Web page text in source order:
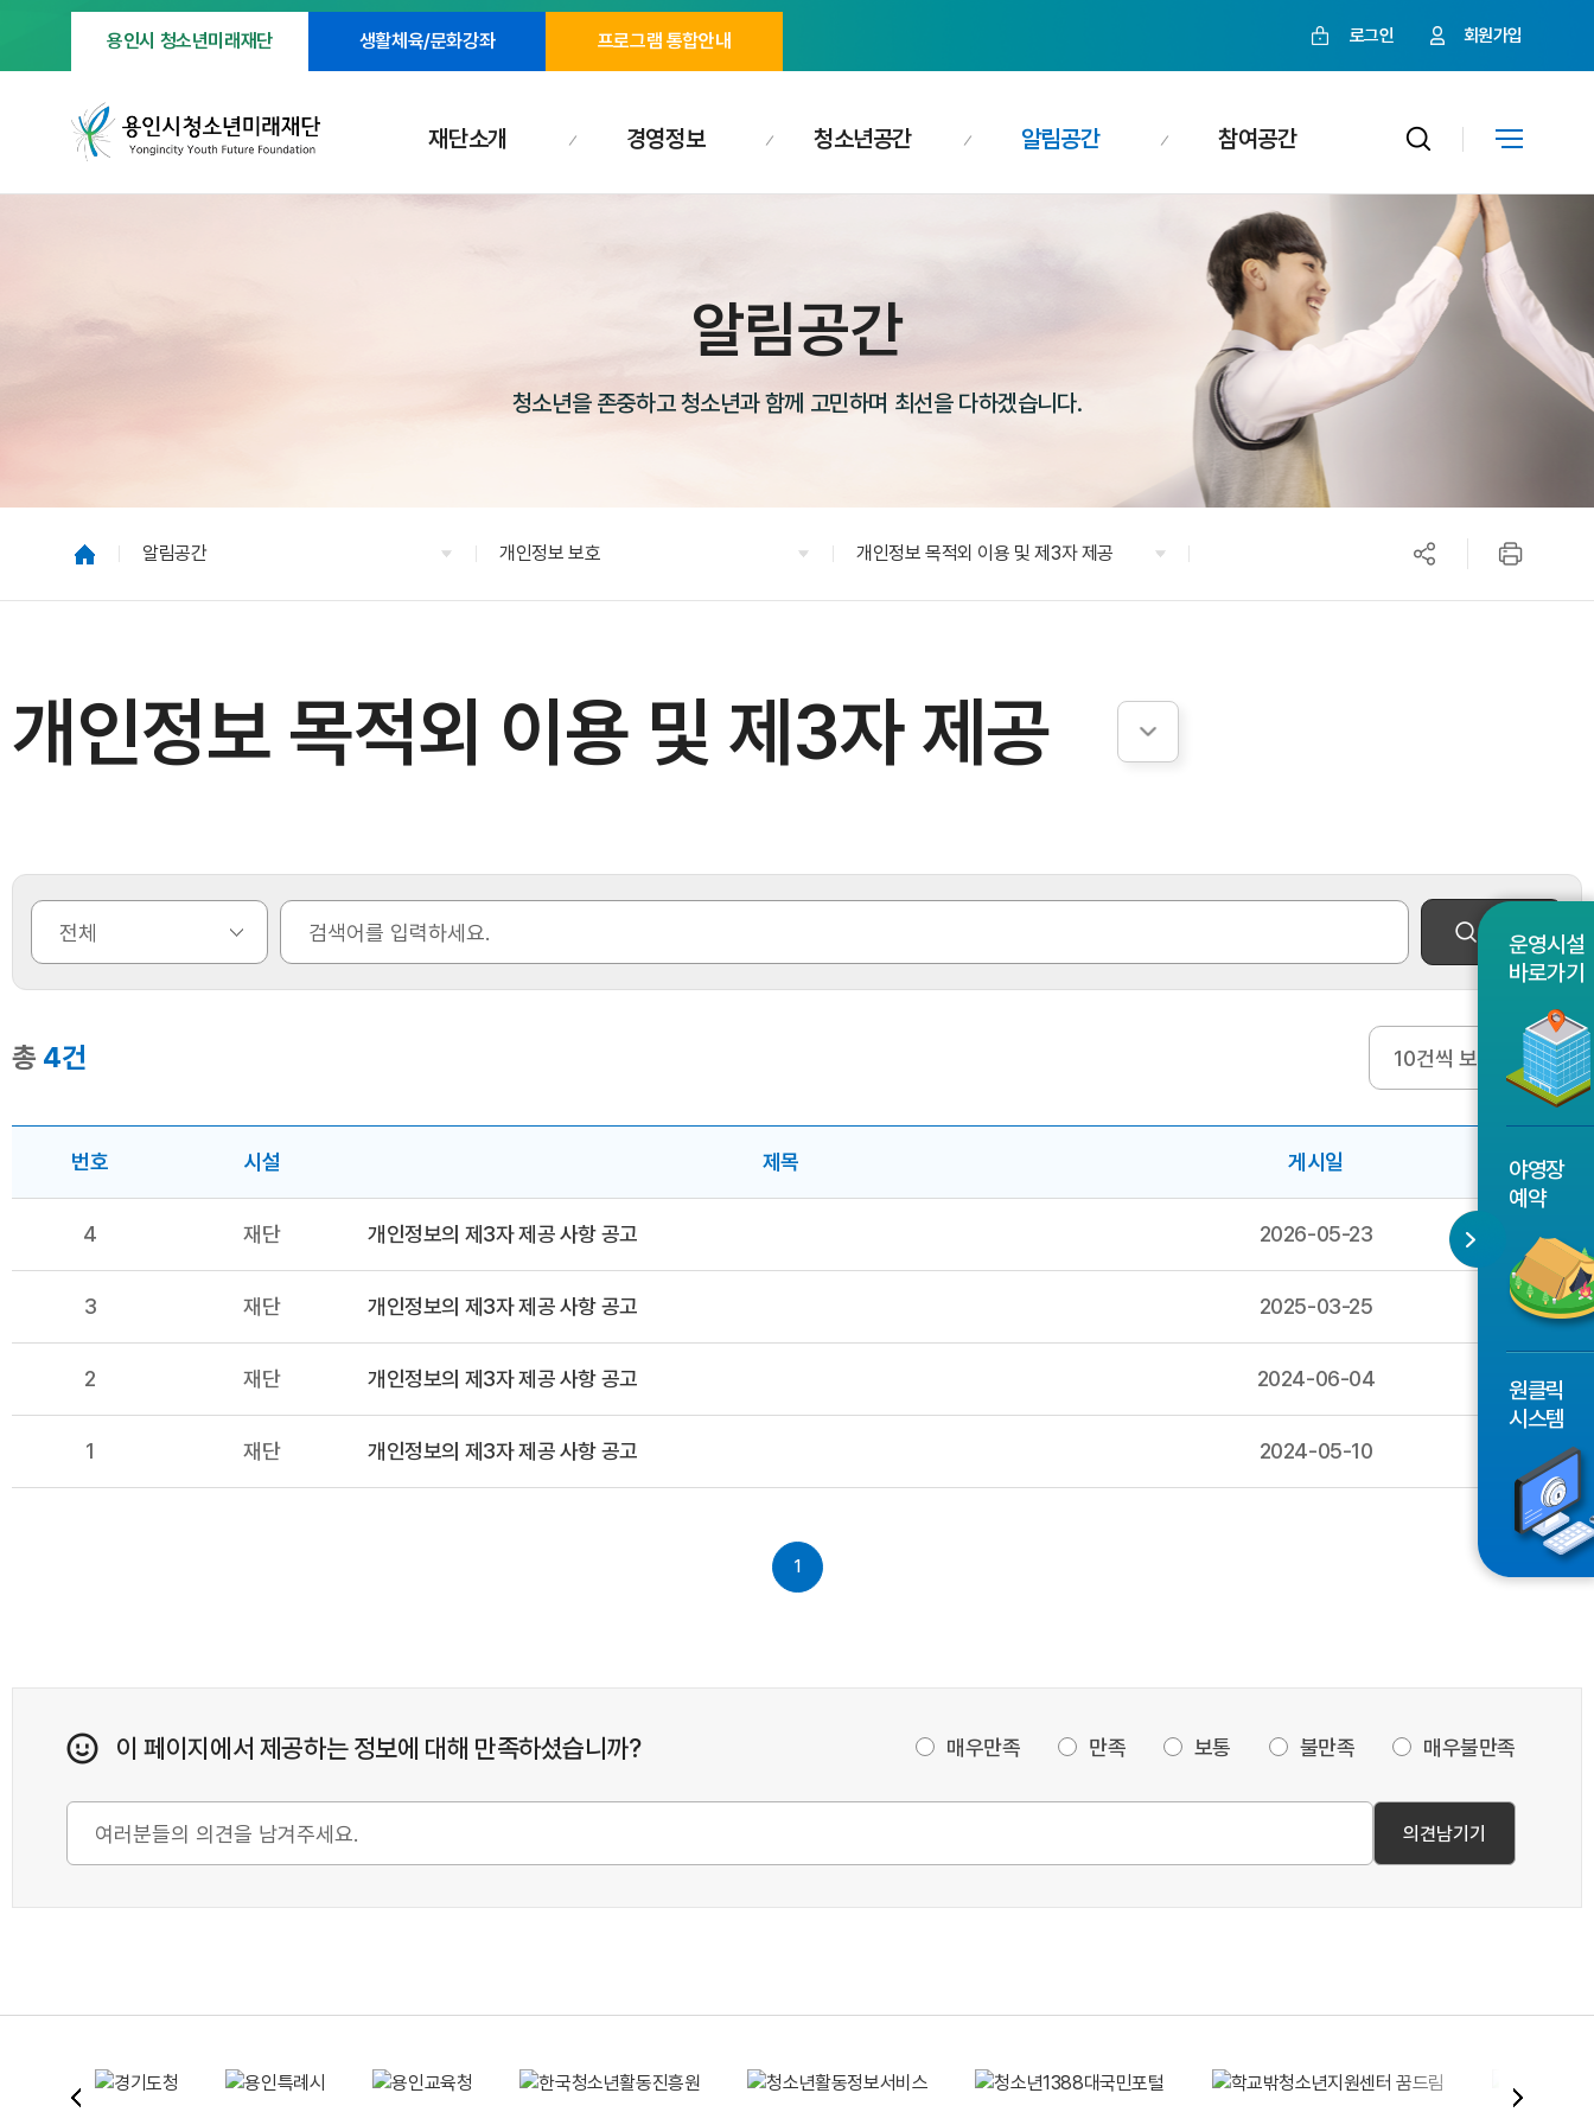
용인시 청소년미래재단 생활체육/문화강좌 프로그램 통합안내 로그인 회원가입
재단소개 경영정보 청소년공간 알림공간 참여공간
운영시설
바로가기
야영장
예약
원클릭
시스템
알림공간
청소년을 존중하고 청소년과 함께 고민하며 최선을 다하겠습니다.
알림공간 개인정보 보호 개인정보 목적외 이용 및 제3자 제공
개인정보 목적외 이용 및 제3자 제공
검색
총 4건
번호 시설 제목 게시일 파일
4 재단 개인정보의 제3자 제공 사항 공고 2026-05-23
3 재단 개인정보의 제3자 제공 사항 공고 2025-03-25
2 재단 개인정보의 제3자 제공 사항 공고 2024-06-04
1 재단 개인정보의 제3자 제공 사항 공고 2024-05-10
1
이 페이지에서 제공하는 정보에 대해 만족하셨습니까? 매우만족 만족 보통 불만족 매우불만족